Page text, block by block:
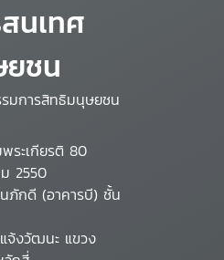
นเทศ
ชน
มการสิทธิมนุษยชน
ระเกียรติ 80
2550
ภักดี (อาคารบี) ชั้น
จ้งวัฒนะ แขวง